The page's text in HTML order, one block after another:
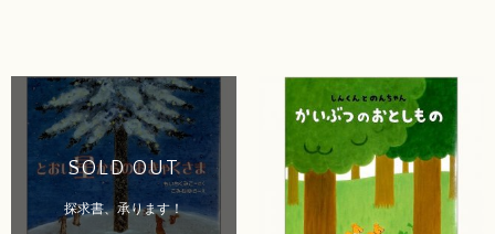
SOLD OUT
探求書、承ります！